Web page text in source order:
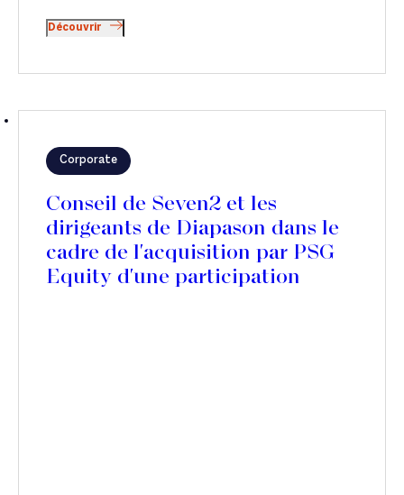
Découvrir
Corporate
Conseil de Seven2 et les
dirigeants de Diapason dans le
cadre de l'acquisition par PSG
Equity d'une participation